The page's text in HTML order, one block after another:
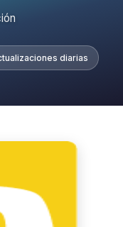
diarias